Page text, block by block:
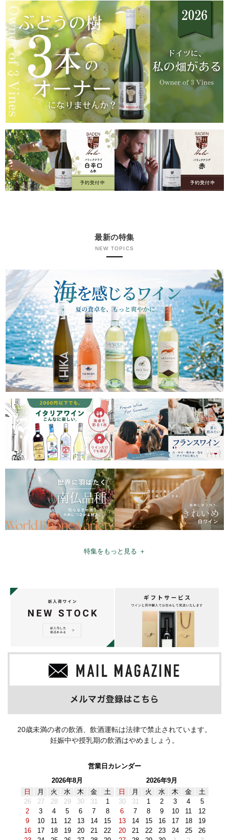
最新の特集
NEW TOPICS
特集をもっと見る ＋
20歳未満の者の飲酒、飲酒運転は法律で禁止されています。
妊娠中や授乳期の飲酒はやめましょう。
営業日カレンダー
2026年8月
日
月 火 水 木 金
土
26
27 28 29 30 31
1
2
3 4 5 6 7
8
9
10 11 12 13 14
15
16
17 18 19 20 21
22
2026年9月
日
月 火 水 木 金
土
30
31 1 2 3 4
5
6
7 8 9 10 11
12
13
14 15 16 17 18
19
20
21 22 23 24 25
26